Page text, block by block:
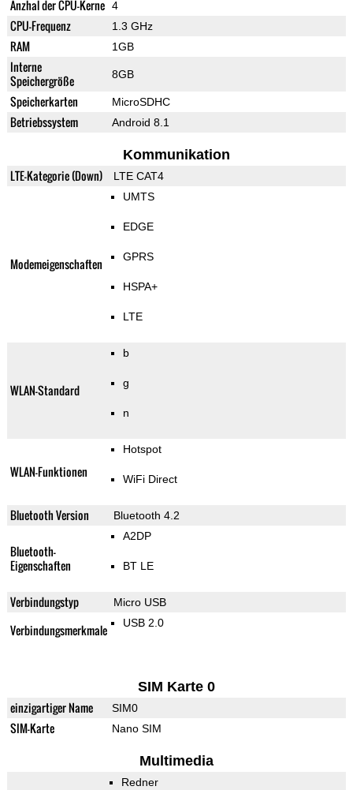
Anzhal der CPU-Kerne 4
CPU-Frequenz 1.3 GHz
RAM 1GB
Interne
Speichergröße
8GB
Speicherkarten MicroSDHC
Betriebssystem Android 8.1
Kommunikation
LTE-Kategorie (Down) LTE CAT4
Modemeigenschaften
UMTS
EDGE
GPRS
HSPA+
LTE
WLAN-Standard
b
g
n
WLAN-Funktionen
Hotspot
WiFi Direct
Bluetooth Version Bluetooth 4.2
Bluetooth-
Eigenschaften
A2DP
BT LE
Verbindungstyp Micro USB
Verbindungsmerkmale USB 2.0
SIM Karte 0
einzigartiger Name SIM0
SIM-Karte Nano SIM
Multimedia
Redner